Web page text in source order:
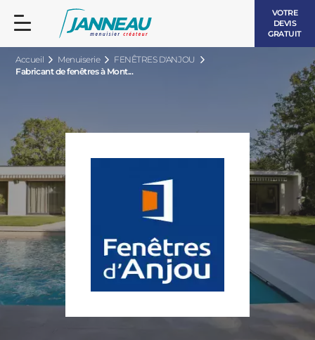
VOTRE
DEVIS
GRATUIT
Accueil Menuiserie
FENÊTRES D'ANJOU
Fabricant de fenêtres à Mont...
FENÊTRES ET PORTES-FENÊTRES
BOIS
BAIES VITRÉES
PORTES D’ENTRÉELES INTEMPORELLES
LES LUMINEUSES
VOLETS ROULANTS
PERGOLAS